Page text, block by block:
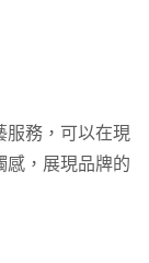
服務，可以在現
感，展現品牌的